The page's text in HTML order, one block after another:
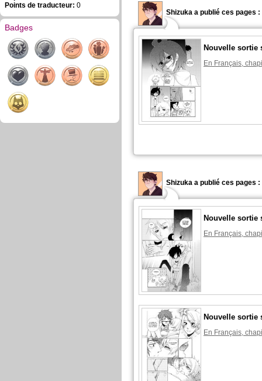
Points de traducteur: 0
Badges
Shizuka a publié ces pages :
Nouvelle sortie
En Français,
Shizuka a publié ces pages :
Nouvelle sortie
En Français,
Nouvelle sortie
En Français,